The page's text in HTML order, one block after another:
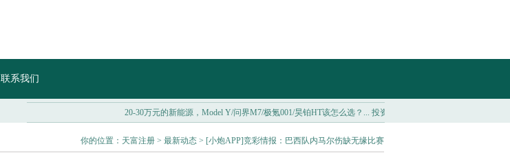
联系我们
20-30万元的新能源，Model Y/问界M7/极氪001/昊铂HT该怎么选？... 投资者抄底买入加密货币 以太坊ETF本周净
你的位置： 天富注册 > 最新动态 > [小炮APP]竞彩情报：巴西队内马尔伤缺无缘比赛